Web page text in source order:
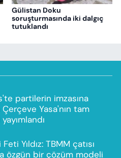
Gülistan Doku
soruşturmasında iki dalgıç
tutuklandı
partilerin imzasına
Çerçeve Yasa'nın tam
Feti Yıldız: TBMM çatısı
özgün bir çözüm modeli